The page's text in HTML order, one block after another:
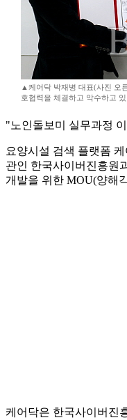
▲케어닥 박재병 대표(사진 오
호협력을 체결하고 악수하고
"노인돌보미 실무과정
요양시설 검색 플랫폼
관인 한국사이버진흥원
개발을 위한 MOU(양해
케어닥은 한국사이버진